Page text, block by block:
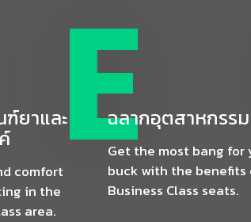
ยาและ
comfort
in the
area.
Eฉลากอุตสาหกรรม
Get the most bang for
buck with the
Business Class seats.